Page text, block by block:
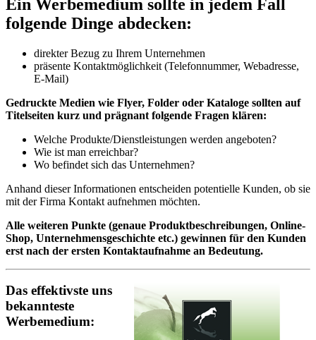
Ein Werbemedium sollte in jedem Fall
folgende Dinge abdecken:
direkter Bezug zu Ihrem Unternehmen
präsente Kontaktmöglichkeit (Telefonnummer, Webadresse,
E-Mail)
Gedruckte Medien wie Flyer, Folder oder Kataloge sollten auf
Titelseiten kurz und prägnant folgende Fragen klären:
Welche Produkte/Dienstleistungen werden angeboten?
Wie ist man erreichbar?
Wo befindet sich das Unternehmen?
Anhand dieser Informationen entscheiden potentielle Kunden, ob sie
mit der Firma Kontakt aufnehmen möchten.
Alle weiteren Punkte (genaue Produktbeschreibungen, Online-
Shop, Unternehmensgeschichte etc.) gewinnen für den Kunden
erst nach der ersten Kontaktaufnahme an Bedeutung.
Das effektivste uns
bekannteste
Werbemedium: